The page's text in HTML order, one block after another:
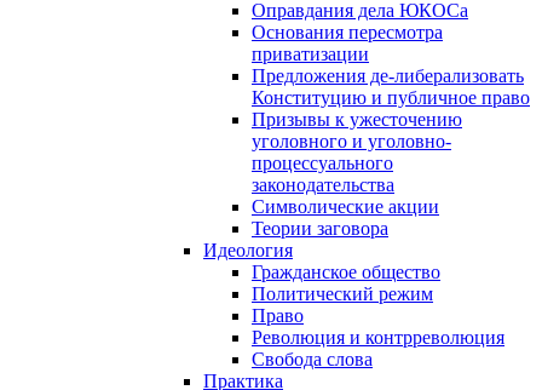
Оправдания дела ЮКОСа
Основания пересмотра
приватизации
Предложения де-либерализовать
Конституцию и публичное право
Призывы к ужесточению
уголовного и уголовно-
процессуального
законодательства
Символические акции
Теории заговора
Идеология
Гражданское общество
Политический режим
Право
Революция и контрреволюция
Свобода слова
Практика